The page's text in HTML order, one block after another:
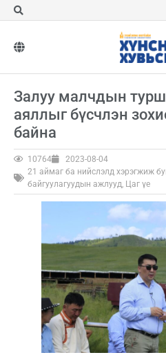
Залуу малчдын
аяллыг бүсчлэн
байна
10764
2023-08-04
21 аймаг ба нийслэлд хэрэгжиж
байгуулагуудын ажлууд, Цаг үе